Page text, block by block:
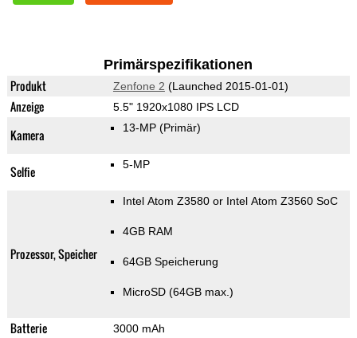
Primärspezifikationen
Produkt Zenfone 2 (Launched 2015-01-01)
Anzeige 5.5" 1920x1080 IPS LCD
Kamera 13-MP (Primär)
Selfie 5-MP
Prozessor, Speicher
Intel Atom Z3580 or Intel Atom Z3560 SoC
4GB RAM
64GB Speicherung
MicroSD (64GB max.)
Batterie 3000 mAh